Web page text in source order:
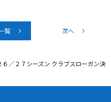
覧 次へ
６／２７シーズン クラブスローガン決